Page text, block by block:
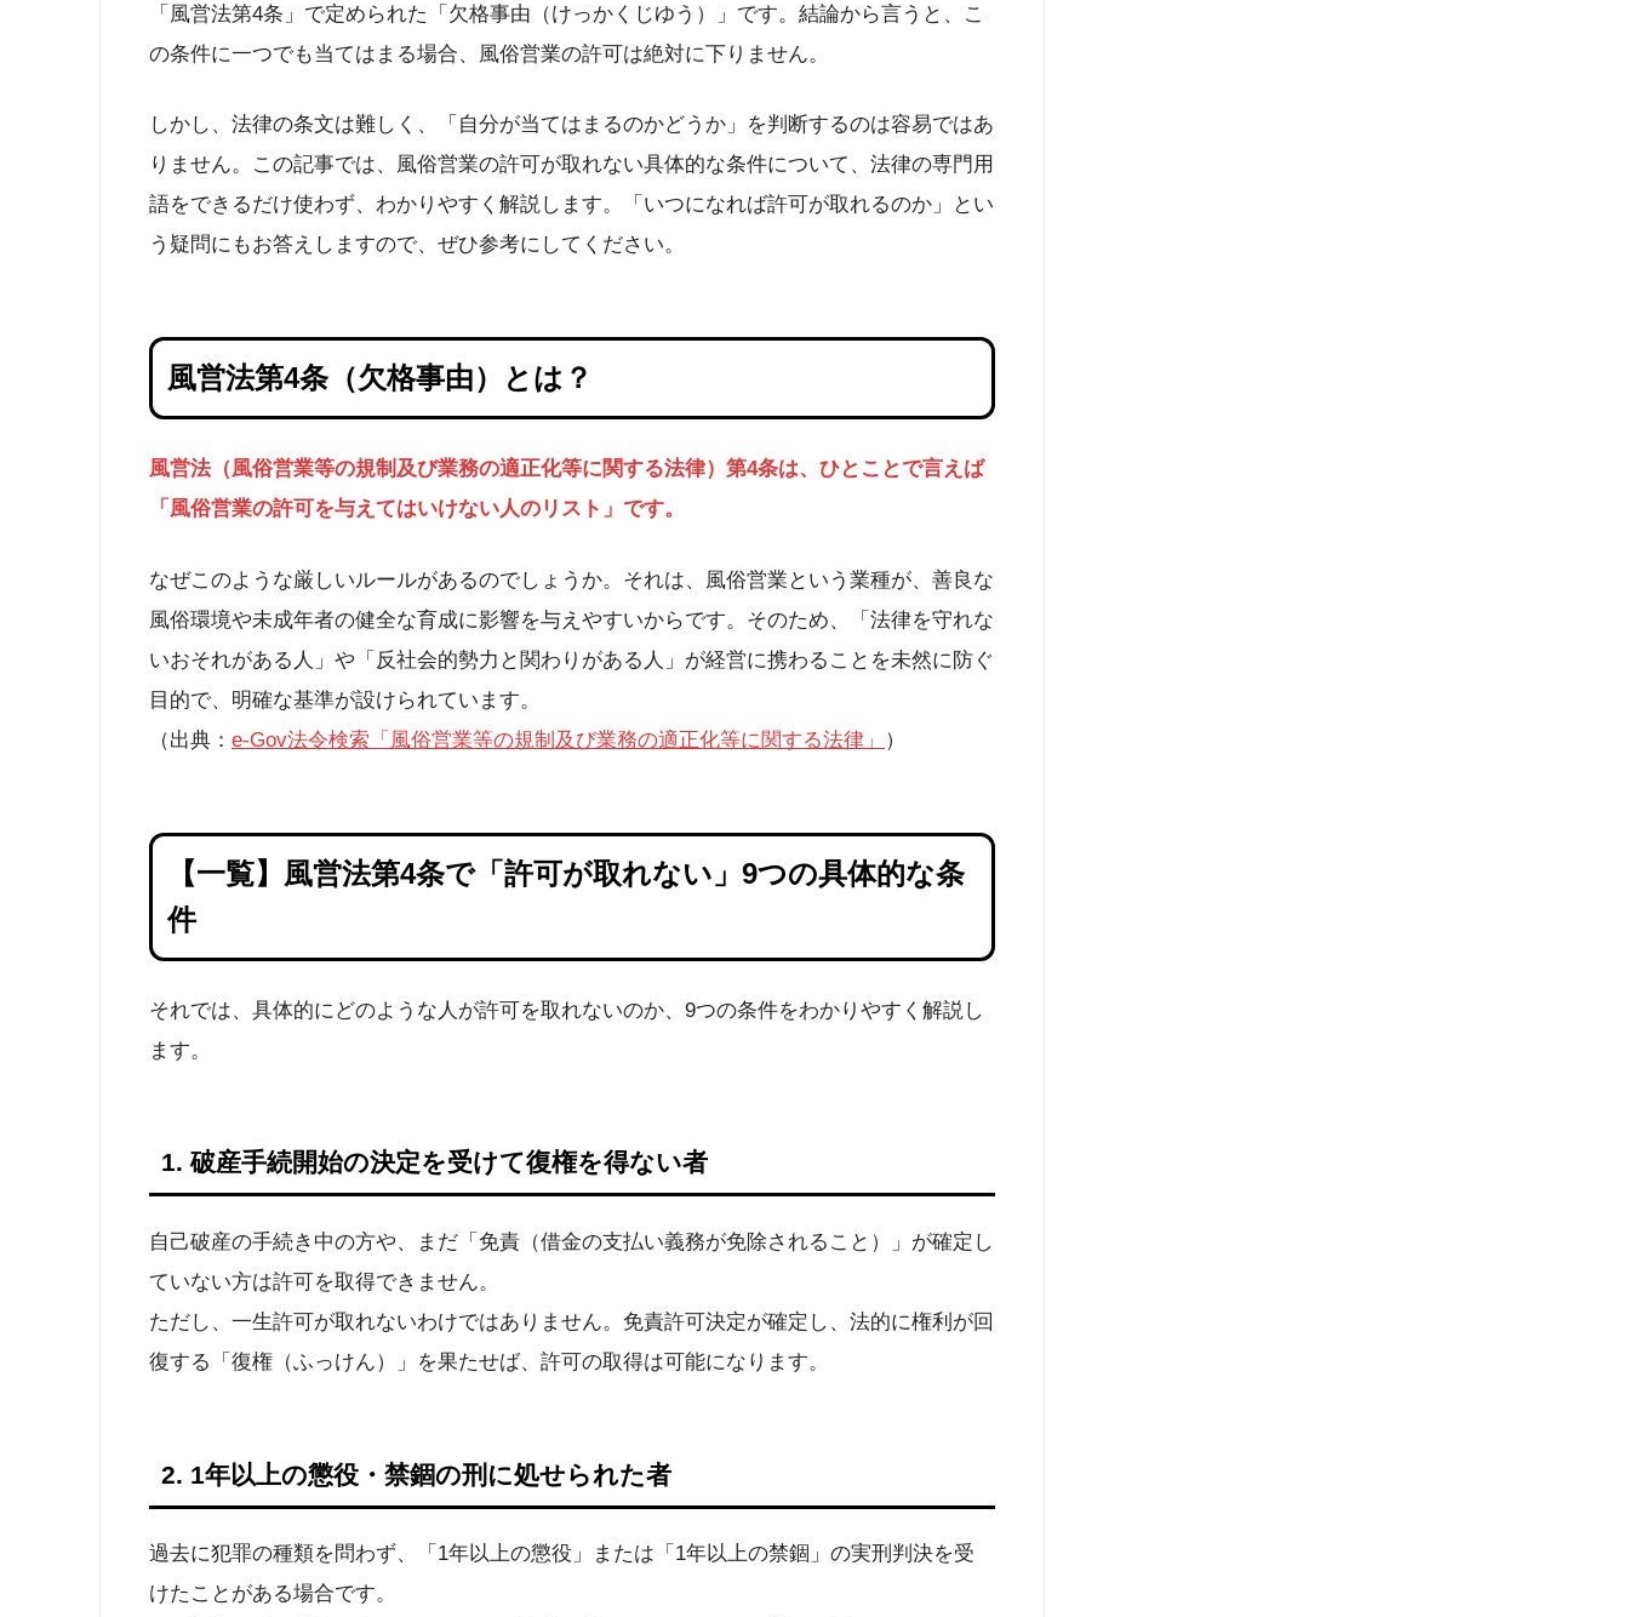
「風営法第4条」で定められた「欠格事由（けっかくじゆう）」です。結論から言うと、こ
の条件に一つでも当てはまる場合、風俗営業の許可は絶対に下りません。
しかし、法律の条文は難しく、「自分が当てはまるのかどうか」を判断するのは容易ではあ
りません。この記事では、風俗営業の許可が取れない具体的な条件について、法律の専門用
語をできるだけ使わず、わかりやすく解説します。「いつになれば許可が取れるのか」とい
う疑問にもお答えしますので、ぜひ参考にしてください。
風営法第4条（欠格事由）とは？
風営法（風俗営業等の規制及び業務の適正化等に関する法律）第4条は、ひとことで言えば
「風俗営業の許可を与えてはいけない人のリスト」です。
なぜこのような厳しいルールがあるのでしょうか。それは、風俗営業という業種が、善良な
風俗環境や未成年者の健全な育成に影響を与えやすいからです。そのため、「法律を守れな
いおそれがある人」や「反社会的勢力と関わりがある人」が経営に携わることを未然に防ぐ
目的で、明確な基準が設けられています。
（出典： e-Gov法令検索「風俗営業等の規制及び業務の適正化等に関する法律」 ）
【一覧】風営法第4条で「許可が取れない」9つの具体的な条
件
それでは、具体的にどのような人が許可を取れないのか、9つの条件をわかりやすく解説し
ます。
1. 破産手続開始の決定を受けて復権を得ない者
自己破産の手続き中の方や、まだ「免責（借金の支払い義務が免除されること）」が確定し
ていない方は許可を取得できません。
ただし、一生許可が取れないわけではありません。免責許可決定が確定し、法的に権利が回
復する「復権（ふっけん）」を果たせば、許可の取得は可能になります。
2. 1年以上の懲役・禁錮の刑に処せられた者
過去に犯罪の種類を問わず、「1年以上の懲役」または「1年以上の禁錮」の実刑判決を受
けたことがある場合です。